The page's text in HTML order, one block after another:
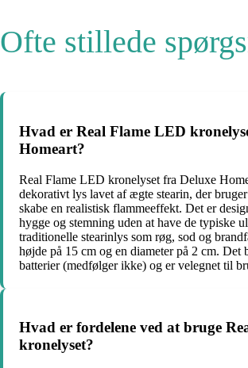
Ofte stillede
Hvad er Real Flame LED
Homeart?
Real Flame LED kronelyset fra Deluxe
dekorativt lys lavet af ægte stearin, der
skabe en realistisk flammeeffekt. Det er
hygge og stemning uden at have de typiske
traditionelle stearinlys som røg, sod og
højde på 15 cm og en diameter på 2 cm.
batterier (medfølger ikke) og er velegnet til
Hvad er fordelene ved at bruge
kronelyset?